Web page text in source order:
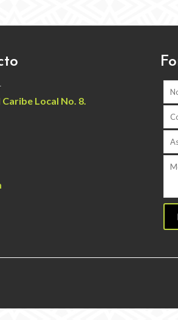
Local No. 8.